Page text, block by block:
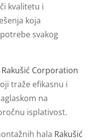
kvalitetu i
koja
svakog
Rakušić Corporation
traže efikasnu i
na
isplativost.
hala Rakušić